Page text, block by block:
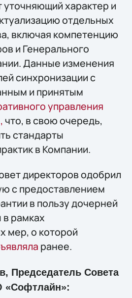
уточняющий характер и
отдельных
включая компетенцию
и Генерального
Данные изменения
синхронизации с
и принятым
управления
что, в свою очередь,
стандарты
в Компании.
директоров одобрил
с предоставлением
в пользу дочерней
в рамках
мер, о которой
ранее.
Председатель Совета
«Софтлайн»: